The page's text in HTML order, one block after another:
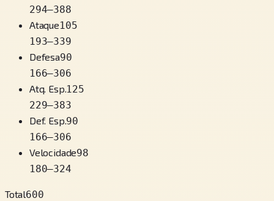
294–388
Ataque105
193–339
Defesa90
166–306
Atq. Esp.125
229–383
Def. Esp.90
166–306
Velocidade98
180–324
Total600